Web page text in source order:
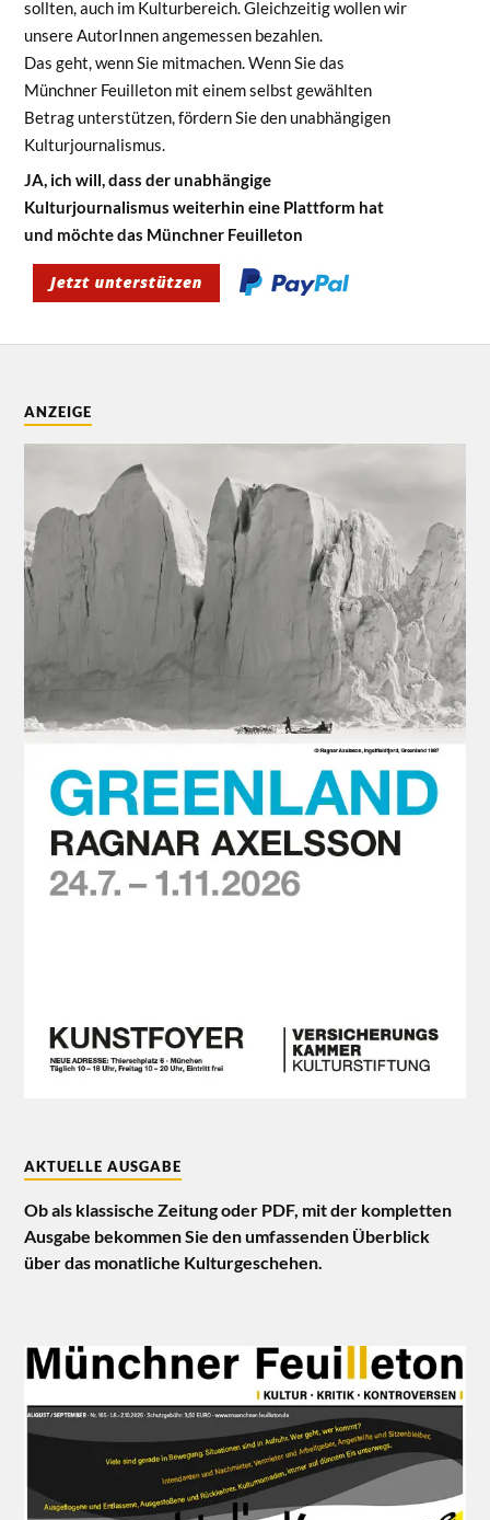
sollten, auch im Kulturbereich. Gleichzeitig wollen wir
unsere AutorInnen angemessen bezahlen.
Das geht, wenn Sie mitmachen. Wenn Sie das
Münchner Feuilleton mit einem selbst gewählten
Betrag unterstützen, fördern Sie den unabhängigen
Kulturjournalismus.
JA, ich will, dass der unabhängige
Kulturjournalismus weiterhin eine Plattform hat
und möchte das Münchner Feuilleton
ANZEIGE
AKTUELLE AUSGABE
Ob als klassische Zeitung oder PDF, mit der kompletten
Ausgabe bekommen Sie den umfassenden Überblick
über das monatliche Kulturgeschehen.